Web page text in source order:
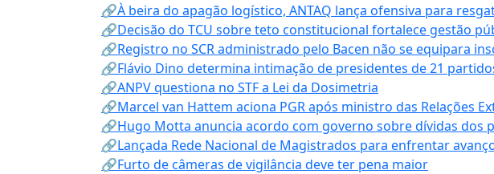
🔗À beira do apagão logístico, ANTAQ lança ofensiva para
🔗Decisão do TCU sobre teto constitucional fortalece gestão
🔗Registro no SCR administrado pelo Bacen não se equipara
🔗Flávio Dino determina intimação de presidentes de 21
🔗ANPV questiona no STF a Lei da Dosimetria
🔗Marcel van Hattem aciona PGR após ministro das Relações
🔗Hugo Motta anuncia acordo com governo sobre dívidas dos
🔗Lançada Rede Nacional de Magistrados para enfrentar
🔗Furto de câmeras de vigilância deve ter pena maior